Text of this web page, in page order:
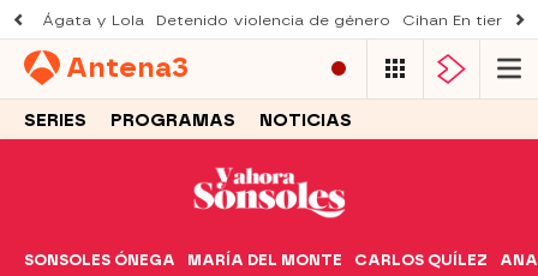
Ágata y Lola Detenido violencia de género Cihan En tierra
Antena3
SERIES PROGRAMAS NOTICIAS
SONSOLES ÓNEGA MARÍA DEL MONTE CARLOS QUÍLEZ ANA